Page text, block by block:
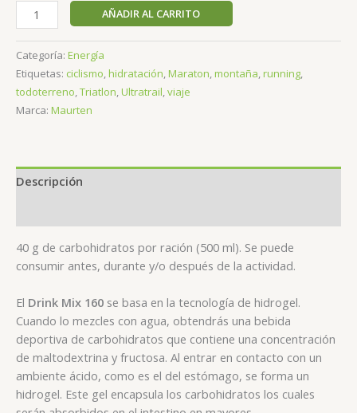
Maurten-
Drink
mix
160
cantidad
AÑADIR AL CARRITO
Categoría: Energía
Etiquetas: ciclismo,hidratación,Maraton,montaña,running,
todoterreno,Triatlon,Ultratrail,viaje
Marca: Maurten
Descripción
40 g de carbohidratos por ración (500 ml). Se puede
consumir antes, durante y/o después de la actividad.
El Drink Mix 160 se basa en la tecnología de hidrogel.
Cuando lo mezcles con agua, obtendrás una bebida
deportiva de carbohidratos que contiene una concentración
de maltodextrina y fructosa. Al entrar en contacto con un
ambiente ácido, como es el del estómago, se forma un
hidrogel. Este gel encapsula los carbohidratos los cuales